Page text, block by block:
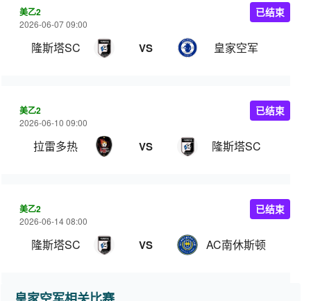
美乙2
2026-06-07 09:00
隆斯塔SC VS 皇家空军
已结束
美乙2
2026-06-10 09:00
拉雷多热 VS 隆斯塔SC
已结束
美乙2
2026-06-14 08:00
隆斯塔SC VS AC南休斯顿
已结束